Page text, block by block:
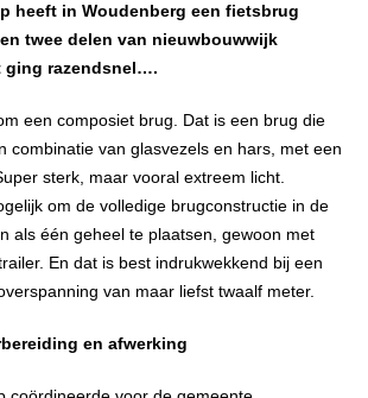
heeft in Woudenberg een fietsbrug
twee delen van nieuwbouwwijk
ging razendsnel….
een composiet brug. Dat is een brug die
combinatie van glasvezels en hars, met een
sterk, maar vooral extreem licht.
om de volledige brugconstructie in de
als één geheel te plaatsen, gewoon met
En dat is best indrukwekkend bij een
van maar liefst twaalf meter.
en afwerking